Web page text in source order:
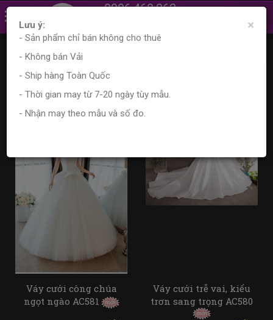
0906.468.862
Trang chủ Sản phẩm Tìm kiếm sản phẩm
Kết quả tìm kiếm
Váy cưới công chúa
ngọt ngào AC581
Váy cưới trễ vai, kiểu
trơn sang trọng AC580
×
Lưu ý:
- Sản phẩm chỉ bán không cho thuê
- Không bán Vải
- Ship hàng Toàn Quốc
- Thời gian may từ 7-20 ngày tùy mẫu.
- Nhận may theo mẫu và số đo.